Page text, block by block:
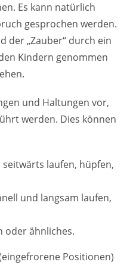
Es kann natürlich
gesprochen werden.
der „Zauber“ durch ein
Kindern genommen
und Haltungen vor,
werden. Dies können
laufen, hüpfen,
und langsam laufen,
oder ähnliches.
Positionen)